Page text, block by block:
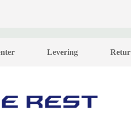
Levering Retur